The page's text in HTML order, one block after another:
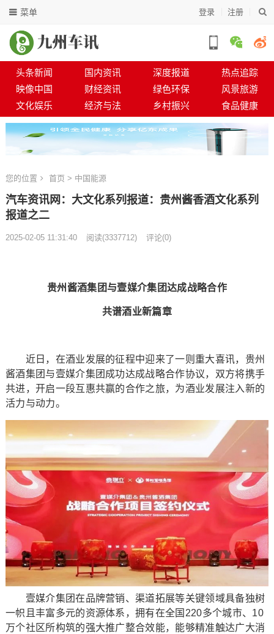
登录 注册
菜单
头条新闻 国内资讯 深度报道
热点追踪
映像中国
财经资讯 绿色环保
风景旅游
文化娱乐
经济与法 乡村振兴 食品健康
您的位置 首页 > 中国能源
汽车资讯网：大文化系列报道：贵州酱香酒文化系列
报道之二
2025-02-05 11:31:40 阅读(3337712) 评论(0)
贵州酱酒集团与壹媒介集团达成战略合作
共谱酒业新篇章
近日，在酒业发展的征程中迎来了一则重大喜讯，贵州
酱酒集团与壹媒介集团成功达成战略合作协议，双方将携手
共进，开启一段互惠共赢的合作之旅，为酒业发展注入新的
活力与动力。
壹媒介集团在品牌营销、渠道拓展等关键领域具备独树
一帜且丰富多元的资源体系，拥有在全国220多个城市、10
万个社区所构筑的强大推广整合效能，能够精准触达广大消